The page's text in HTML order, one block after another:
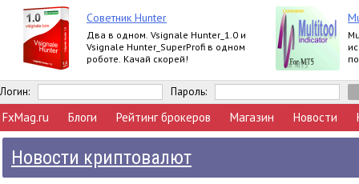
Советник Hunter
Два в одном. Vsignale Hunter_1.0 и
Vsignale Hunter_SuperProfi в одном
роботе. Качай скорей!
Логин: Пароль:
FxMag.ru Блоги Рейтинг брокеров Магазин Новости
Новости криптовалют